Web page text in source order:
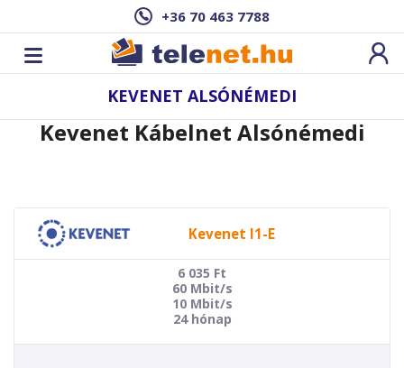
+36 70 463 7788
KEVENET ALSÓNÉMEDI
Kevenet Kábelnet Alsónémedi
Kevenet I1-E
6 035 Ft
60 Mbit/s
10 Mbit/s
24 hónap